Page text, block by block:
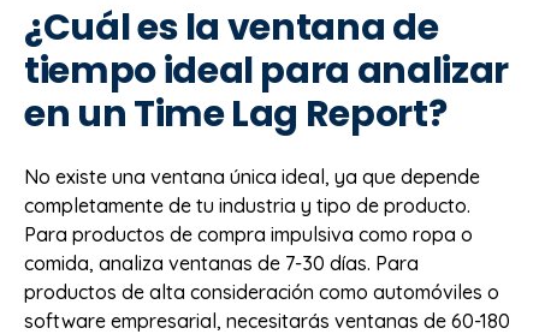
¿Cuál es la ventana de
tiempo ideal para analizar
en un Time Lag Report?
No existe una ventana única ideal, ya que depende
completamente de tu industria y tipo de producto.
Para productos de compra impulsiva como ropa o
comida, analiza ventanas de 7-30 días. Para
productos de alta consideración como automóviles o
software empresarial, necesitarás ventanas de 60-180